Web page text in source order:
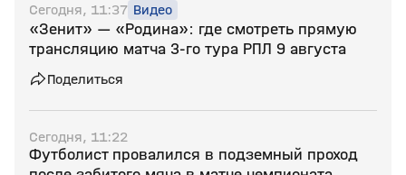
Сегодня, 11:37 Видео
«Зенит» — «Родина»: где смотреть прямую
трансляцию матча 3‑го тура РПЛ 9 августа
Поделиться
Сегодня, 11:22
Футболист провалился в подземный проход